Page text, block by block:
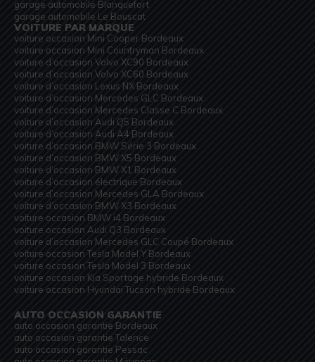
garage automobile Blanquefort
garage automobile Le Bouscat
VOITURE PAR MARQUE
voiture occasion Mini Cooper Bordeaux
voiture occasion Mini Countryman Bordeaux
voiture d’occasion Volvo XC90 Bordeaux
voiture d’occasion Volvo XC60 Bordeaux
voiture d’occasion Lexus NX Bordeaux
voiture d’occasion Mercedes GLC Bordeaux
voiture d’occasion Mercedes Classe C Bordeaux
voiture d’occasion Audi Q5 Bordeaux
voiture d’occasion Audi A4 Bordeaux
voiture d’occasion BMW Série 3 Bordeaux
voiture d’occasion BMW X5 Bordeaux
voiture d’occasion BMW X1 Bordeaux
voiture d’occasion électrique Bordeaux
voiture d’occasion Mercedes GLA Bordeaux
voiture d’occasion BMW X3 Bordeaux
voiture occasion BMW i4 Bordeaux
voiture occasion Audi Q3 Bordeaux
voiture d’occasion Mercedes GLC Coupé Bordeaux
voiture occasion Tesla Model Y Bordeaux
voiture occasion Tesla Model 3 Bordeaux
voiture occasion Kia Sportage hybride Bordeaux
voiture occasion Hyundai Tucson hybride Bordeaux
AUTO OCCASION GARANTIE
auto occasion garantie Bordeaux
auto occasion garantie Talence
auto occasion garantie Pessac